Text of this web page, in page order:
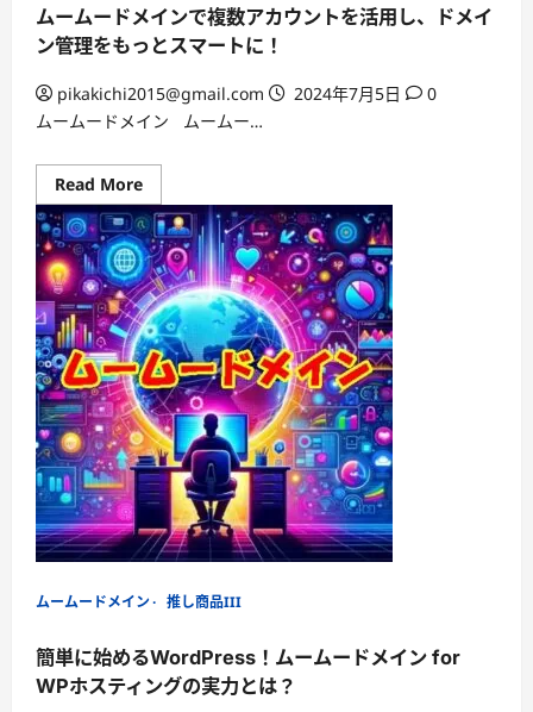
続
き
ムームードメインで複数アカウントを活用し、ドメイ
ン管理をもっとスマートに！
pikakichi2015@gmail.com 2024年7月5日
0
ムームードメイン ムームー…
Read MoreRead
more
about
ム
ー
ム
ー
ド
メ
イ
ン
で
複
数
ア
カ
ウ
ン
ト
を
用
し、
ド
イ
理
を
も
っ
ムームードメイン 推し商品III
簡単に始めるWordPress！ムームードメイン for
WPホスティングの実力とは？